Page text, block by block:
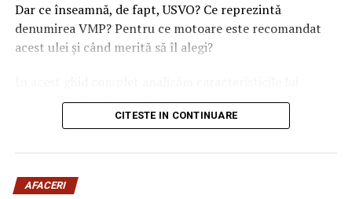
Dar ce înseamnă, de fapt, USVO? Ce reprezintă
denumirea VMP? Pentru ce motoare este recomandat
acest ulei și când merită să îl alegi?
Ravenol VMP USVO 5W30 și explicăm de ce este
considerat unul dintre cele mai performante uleiuri de
CITESTE IN CONTINUARE
AFACERI